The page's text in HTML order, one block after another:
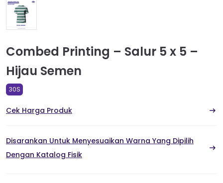
Combed Printing – Salur 5 x 5 –
Hijau Semen
30S
Cek Harga Produk
Disarankan Untuk Menyesuaikan Warna Yang Dipilih
Dengan Katalog Fisik